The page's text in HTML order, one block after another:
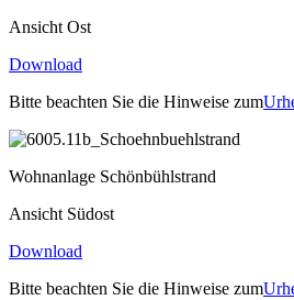
Ansicht Ost
Download
Bitte beachten Sie die Hinweise zum
Wohnanlage Schönbühlstrand
Ansicht Südost
Download
Bitte beachten Sie die Hinweise zum